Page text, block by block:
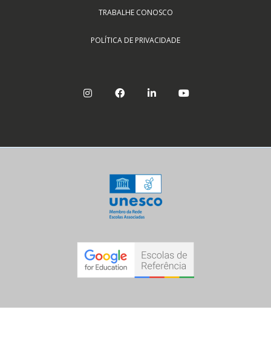
TRABALHE CONOSCO
POLÍTICA DE PRIVACIDADE